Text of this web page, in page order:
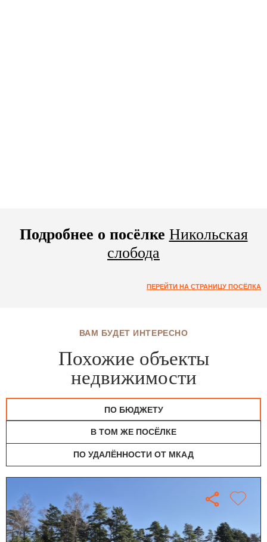
Подробнее о посёлке Никольская
слобода
ПЕРЕЙТИ НА СТРАНИЦУ ПОСЁЛКА
ВАМ БУДЕТ ИНТЕРЕСНО
Похожие объекты
недвижимости
ПО БЮДЖЕТУ
В ТОМ ЖЕ ПОСЁЛКЕ
ПО УДАЛЁННОСТИ ОТ МКАД